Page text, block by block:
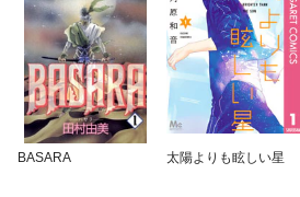
BASARA 太陽よりも眩しい星